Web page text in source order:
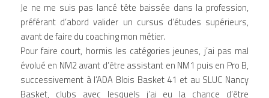
Je ne me suis pas lancé tête baissée dans la profession,
préférant d’abord valider un cursus d’études supérieurs,
avant de faire du coaching mon métier.
Pour faire court, hormis les catégories jeunes, j’ai pas mal
évolué en NM2 avant d’être assistant en NM1 puis en Pro B,
successivement à l’ADA Blois Basket 41 et au SLUC Nancy
Basket, clubs avec lesquels j’ai eu la chance d’être